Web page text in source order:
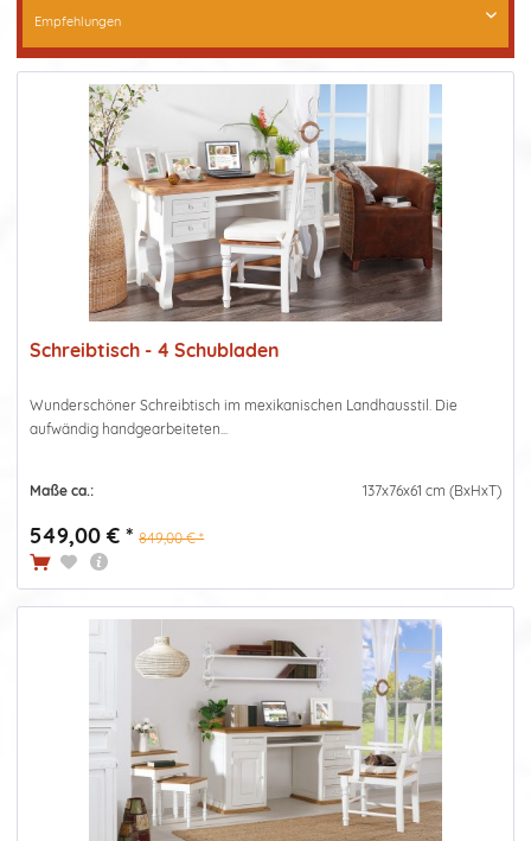
Schreibtisch - 4 Schubladen
Wunderschöner Schreibtisch im mexikanischen Landhausstil. Die
aufwändig handgearbeiteten...
Maße ca.: 137x76x61 cm (BxHxT)
549,00 € * 849,00 € *